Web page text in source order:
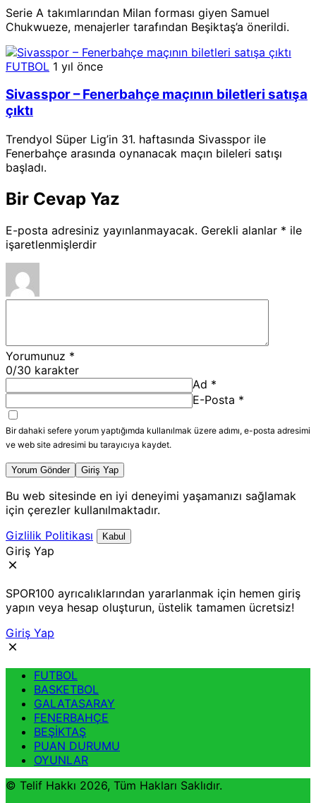
Serie A takımlarından Milan forması giyen Samuel
Chukwueze, menajerler tarafından Beşiktaş’a önerildi.
FUTBOL 1 yıl önce
Sivasspor – Fenerbahçe maçının biletleri satışa
çıktı
Trendyol Süper Lig’in 31. haftasında Sivasspor ile
Fenerbahçe arasında oynanacak maçın bileleri satışı
başladı.
Bir Cevap Yaz
E-posta adresiniz yayınlanmayacak. Gerekli alanlar * ile
işaretlenmişlerdir
Yorumunuz *
0/30 karakter
Ad *
E-Posta *
Bir dahaki sefere yorum yaptığımda kullanılmak üzere adımı, e-posta adresimi
ve web site adresimi bu tarayıcıya kaydet.
Yorum Gönder Giriş Yap
Bu web sitesinde en iyi deneyimi yaşamanızı sağlamak
için çerezler kullanılmaktadır.
Gizlilik Politikası
Kabul
Giriş Yap
SPOR100 ayrıcalıklarından yararlanmak için hemen giriş
yapın veya hesap oluşturun, üstelik tamamen ücretsiz!
Giriş Yap
FUTBOL
BASKETBOL
GALATASARAY
FENERBAHÇE
BEŞİKTAŞ
PUAN DURUMU
OYUNLAR
© Telif Hakkı 2026, Tüm Hakları Saklıdır.